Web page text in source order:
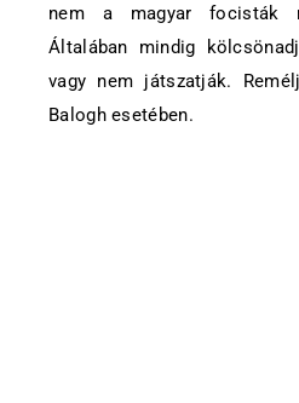
nem a magyar focisták
Általában mindig
vagy nem játszatják.
Balogh esetében.